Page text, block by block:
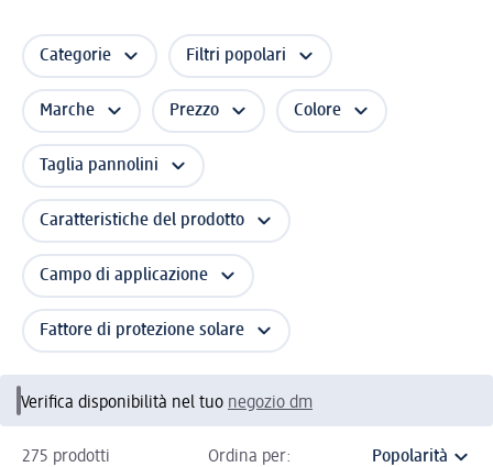
Categorie Filtri popolari
Marche Prezzo Colore
Taglia pannolini
Caratteristiche del prodotto
Campo di applicazione
Fattore di protezione solare
Verifica disponibilità nel tuo negozio dm
275 prodotti Ordina per: